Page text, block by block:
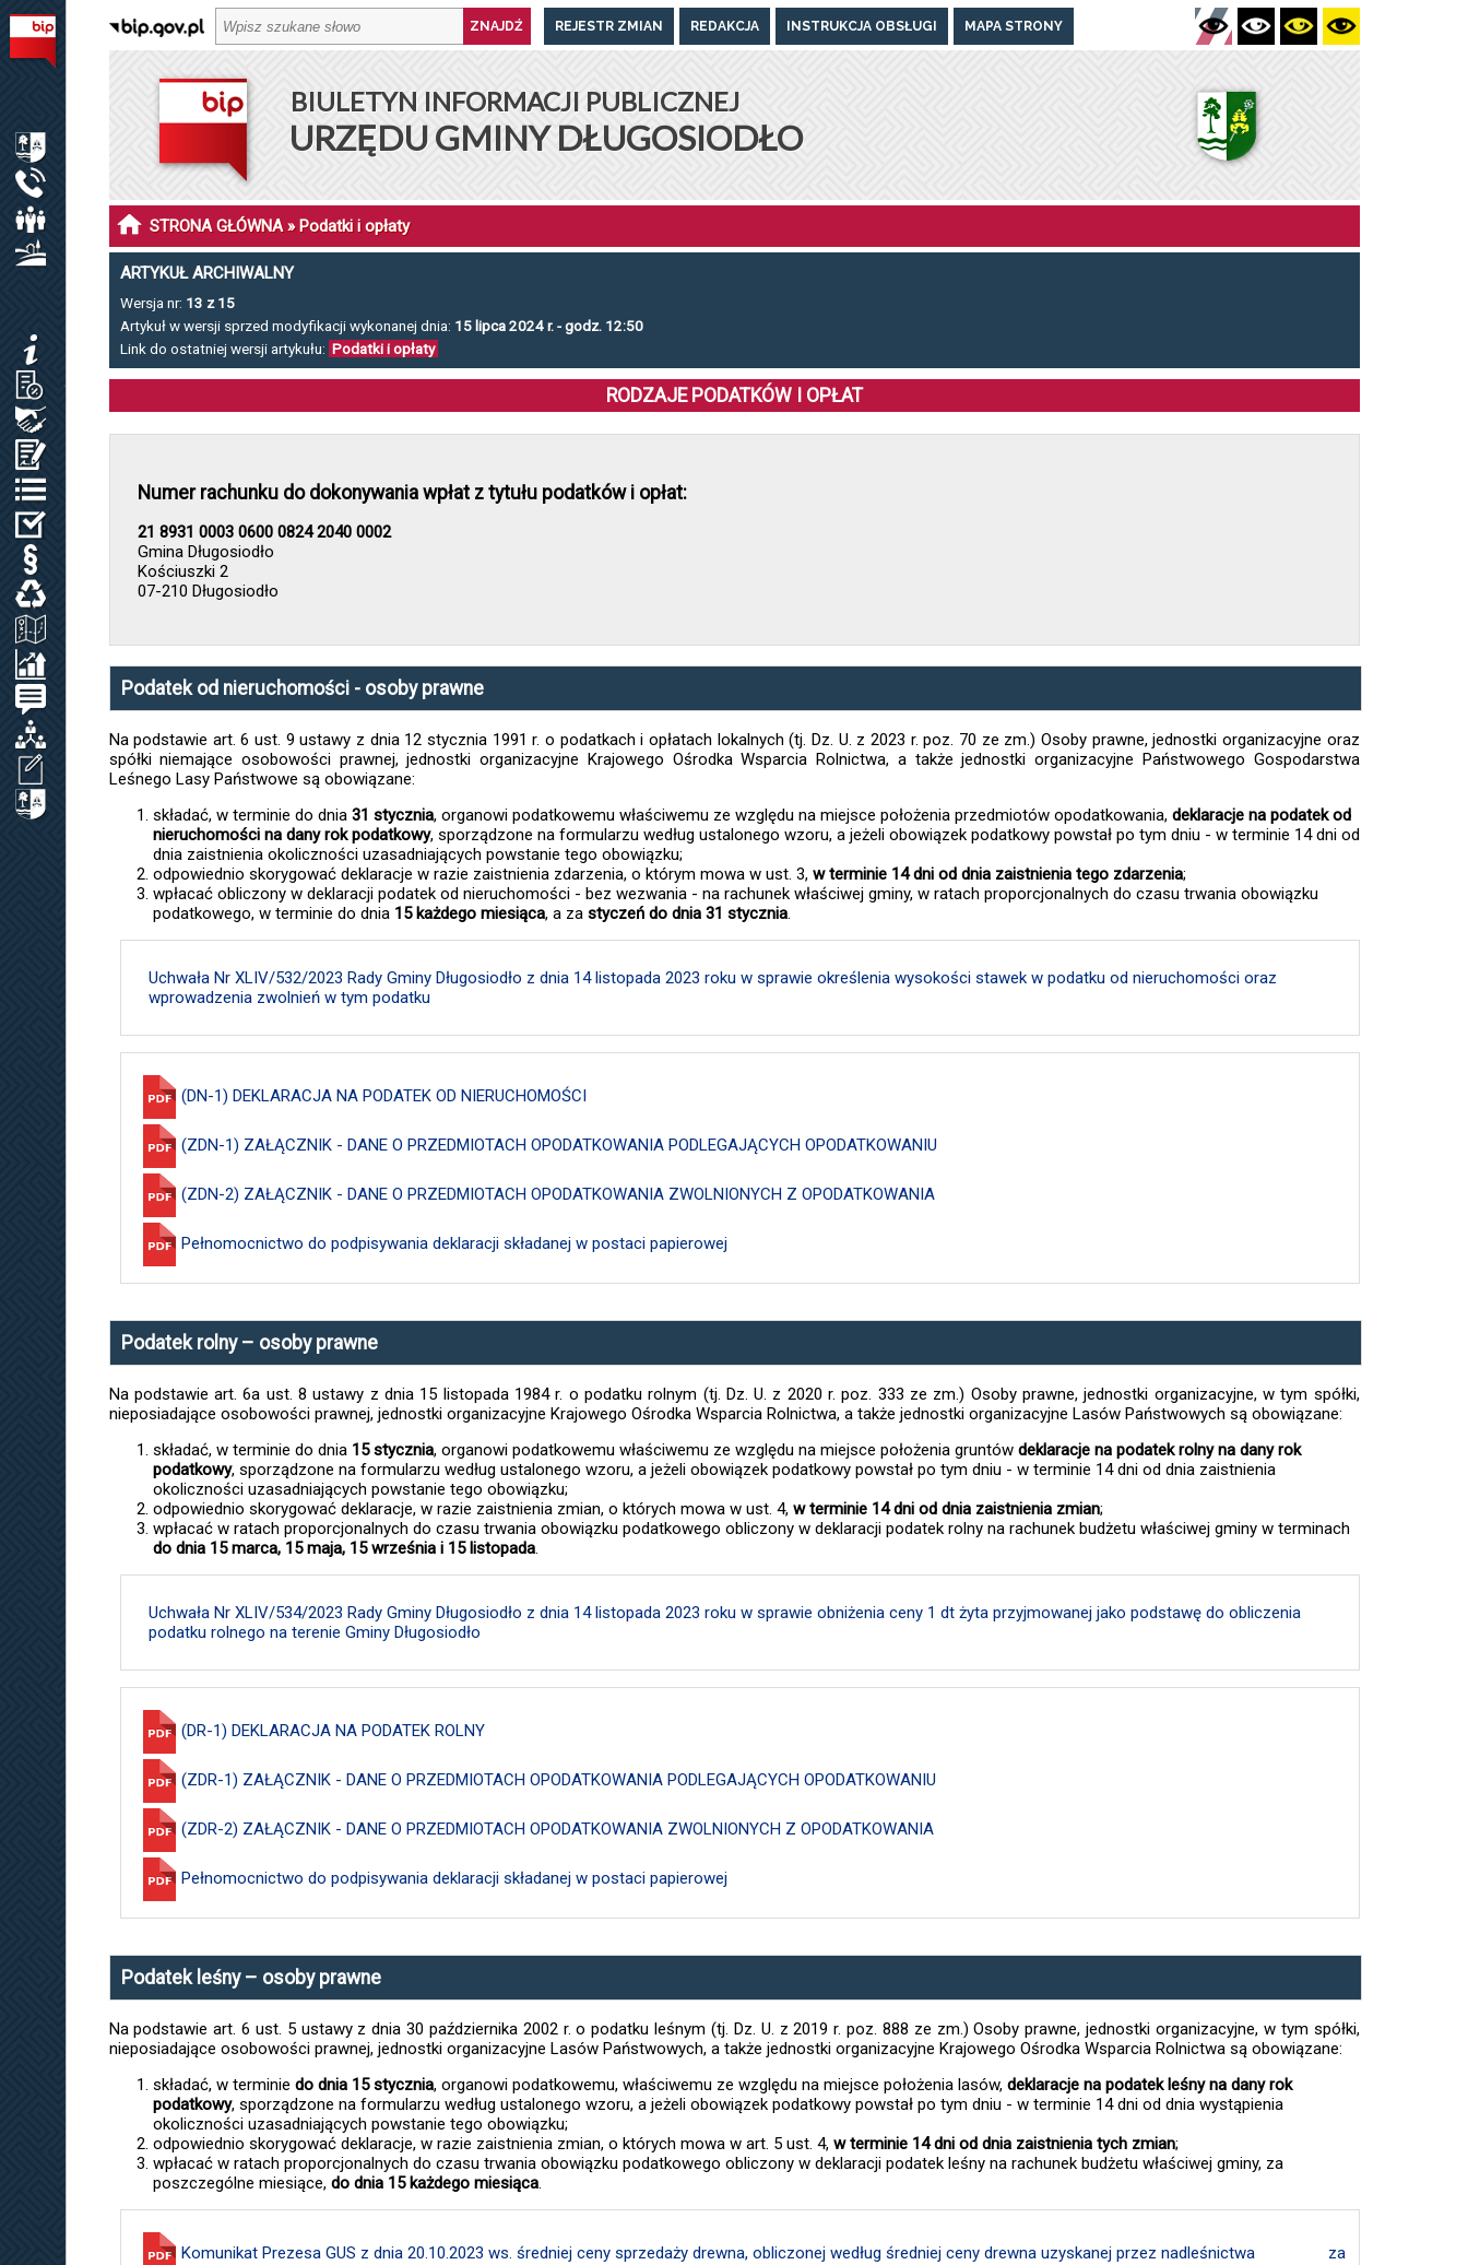
BIULETYN INFORMACJI PUBLICZNEJ URZĘDU GMINY DŁUGOSIODŁO
MENU PODMIOTOWE
INFORMACJE O GMINIE DŁUGOSIODŁO
RADA GMINY
SOŁECTWA I SOŁTYSI
MENU PRZEDMIOTOWE
KOMUNIKATY
JAK ZAŁATWIĆ SPRAWĘ / KARTY USŁUG
PRAWO LOKALNE
ODPADY KOMUNALNE, WODA I ŚCIEKI
SPRAWOZDANIA / KONTROLA ZARZĄDCZA
PETYCJE
ORGANIZACJE LOKALNE
WNIOSEK O UDOSTĘPNIENIE INF. PUBL.
REJESTR ZMIAN REDAKCJA INSTRUKCJA OBSŁUGI MAPA STRONY
BIULETYN INFORMACJI PUBLICZNEJ
URZĘDU GMINY DŁUGOSIODŁO
STRONA GŁÓWNA» Podatki i opłaty
ARTYKUŁ ARCHIWALNY
Wersja nr: 13 z 15
Artykuł w wersji sprzed modyfikacji wykonanej dnia: 15 lipca 2024 r. - godz. 12:50
Link do ostatniej wersji artykułu: Podatki i opłaty
RODZAJE PODATKÓW I OPŁAT
Numer rachunku do dokonywania wpłat z tytułu podatków i opłat:
21 8931 0003 0600 0824 2040 0002
Gmina Długosiodło
Kościuszki 2
07-210 Długosiodło
Podatek od nieruchomości - osoby prawne
Na podstawie art. 6 ust. 9 ustawy z dnia 12 stycznia 1991 r. o podatkach i opłatach lokalnych (tj. Dz. U. z 2023 r. poz. 70 ze zm.) Osoby prawne, jednostki organizacyjne oraz
spółki niemające osobowości prawnej, jednostki organizacyjne Krajowego Ośrodka Wsparcia Rolnictwa, a także jednostki organizacyjne Państwowego Gospodarstwa
Leśnego Lasy Państwowe są obowiązane:
składać, w terminie do dnia 31 stycznia, organowi podatkowemu właściwemu ze względu na miejsce położenia przedmiotów opodatkowania, deklaracje na podatek od
nieruchomości na dany rok podatkowy, sporządzone na formularzu według ustalonego wzoru, a jeżeli obowiązek podatkowy powstał po tym dniu - w terminie 14 dni od
dnia zaistnienia okoliczności uzasadniających powstanie tego obowiązku;
odpowiednio skorygować deklaracje w razie zaistnienia zdarzenia, o którym mowa w ust. 3, w terminie 14 dni od dnia zaistnienia tego zdarzenia;
wpłacać obliczony w deklaracji podatek od nieruchomości - bez wezwania - na rachunek właściwej gminy, w ratach proporcjonalnych do czasu trwania obowiązku
podatkowego, w terminie do dnia 15 każdego miesiąca, a za styczeń do dnia 31 stycznia.
Uchwała Nr XLIV/532/2023 Rady Gminy Długosiodło z dnia 14 listopada 2023 roku w sprawie określenia wysokości stawek w podatku od nieruchomości oraz
wprowadzenia zwolnień w tym podatku
(DN-1) DEKLARACJA NA PODATEK OD NIERUCHOMOŚCI
(ZDN-1) ZAŁĄCZNIK - DANE O PRZEDMIOTACH OPODATKOWANIA PODLEGAJĄCYCH OPODATKOWANIU
(ZDN-2) ZAŁĄCZNIK - DANE O PRZEDMIOTACH OPODATKOWANIA ZWOLNIONYCH Z OPODATKOWANIA
Pełnomocnictwo do podpisywania deklaracji składanej w postaci papierowej
Podatek rolny – osoby prawne
Na podstawie art. 6a ust. 8 ustawy z dnia 15 listopada 1984 r. o podatku rolnym (tj. Dz. U. z 2020 r. poz. 333 ze zm.) Osoby prawne, jednostki organizacyjne, w tym spółki,
nieposiadające osobowości prawnej, jednostki organizacyjne Krajowego Ośrodka Wsparcia Rolnictwa, a także jednostki organizacyjne Lasów Państwowych są obowiązane:
składać, w terminie do dnia 15 stycznia, organowi podatkowemu właściwemu ze względu na miejsce położenia gruntów deklaracje na podatek rolny na dany rok
podatkowy, sporządzone na formularzu według ustalonego wzoru, a jeżeli obowiązek podatkowy powstał po tym dniu - w terminie 14 dni od dnia zaistnienia
okoliczności uzasadniających powstanie tego obowiązku;
odpowiednio skorygować deklaracje, w razie zaistnienia zmian, o których mowa w ust. 4, w terminie 14 dni od dnia zaistnienia zmian;
wpłacać w ratach proporcjonalnych do czasu trwania obowiązku podatkowego obliczony w deklaracji podatek rolny na rachunek budżetu właściwej gminy w terminach
do dnia 15 marca, 15 maja, 15 września i 15 listopada.
Uchwała Nr XLIV/534/2023 Rady Gminy Długosiodło z dnia 14 listopada 2023 roku w sprawie obniżenia ceny 1 dt żyta przyjmowanej jako podstawę do obliczenia
podatku rolnego na terenie Gminy Długosiodło
(DR-1) DEKLARACJA NA PODATEK ROLNY
(ZDR-1) ZAŁĄCZNIK - DANE O PRZEDMIOTACH OPODATKOWANIA PODLEGAJĄCYCH OPODATKOWANIU
(ZDR-2) ZAŁĄCZNIK - DANE O PRZEDMIOTACH OPODATKOWANIA ZWOLNIONYCH Z OPODATKOWANIA
Pełnomocnictwo do podpisywania deklaracji składanej w postaci papierowej
Podatek leśny – osoby prawne
Na podstawie art. 6 ust. 5 ustawy z dnia 30 października 2002 r. o podatku leśnym (tj. Dz. U. z 2019 r. poz. 888 ze zm.) Osoby prawne, jednostki organizacyjne, w tym spółki,
nieposiadające osobowości prawnej, jednostki organizacyjne Lasów Państwowych, a także jednostki organizacyjne Krajowego Ośrodka Wsparcia Rolnictwa są obowiązane:
składać, w terminie do dnia 15 stycznia, organowi podatkowemu, właściwemu ze względu na miejsce położenia lasów, deklaracje na podatek leśny na dany rok
podatkowy, sporządzone na formularzu według ustalonego wzoru, a jeżeli obowiązek podatkowy powstał po tym dniu - w terminie 14 dni od dnia wystąpienia
okoliczności uzasadniających powstanie tego obowiązku;
odpowiednio skorygować deklaracje, w razie zaistnienia zmian, o których mowa w art. 5 ust. 4, w terminie 14 dni od dnia zaistnienia tych zmian;
wpłacać w ratach proporcjonalnych do czasu trwania obowiązku podatkowego obliczony w deklaracji podatek leśny na rachunek budżetu właściwej gminy, za
poszczególne miesiące, do dnia 15 każdego miesiąca.
Komunikat Prezesa GUS z dnia 20.10.2023 ws. średniej ceny sprzedaży drewna, obliczonej według średniej ceny drewna uzyskanej przez nadleśnictwa
za